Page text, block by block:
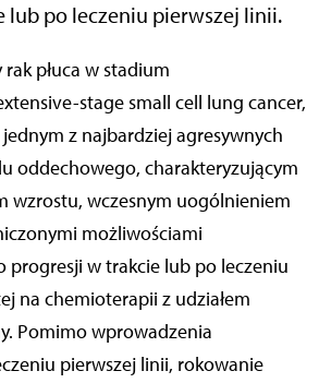
lub po leczeniu pierwszej linii.
stage small cell lung cancer,
jednym z najbardziej agresywnych
oddechowego, charakteryzującym
wzrostu, wczesnym uogólnieniem
możliwościami
progresji w trakcie lub po leczeniu
na chemioterapii z udziałem
Pomimo wprowadzenia
pierwszej linii, rokowanie